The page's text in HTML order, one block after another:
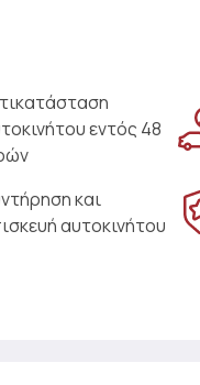
εντός 48
και
αυτοκινήτου